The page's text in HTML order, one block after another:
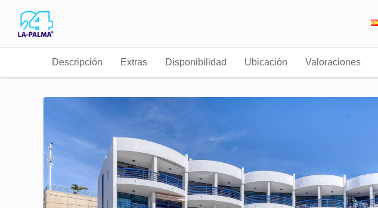
Descripción Extras Disponibilidad Ubicación Valoraciones